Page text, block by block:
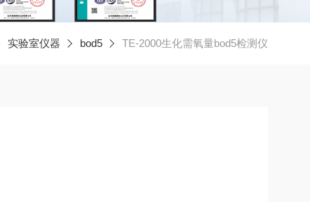
实验室仪器 bod5 TE-2000生化需氧量bod5检测仪